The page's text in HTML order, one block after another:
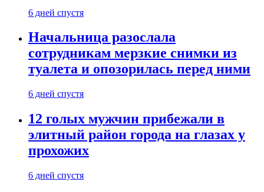
6 дней спустя
Начальница разослала
сотрудникам мерзкие снимки из
туалета и опозорилась перед ними
6 дней спустя
12 голых мужчин прибежали в
элитный район города на глазах у
прохожих
6 дней спустя